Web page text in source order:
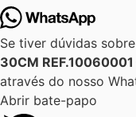
Se tiver dúvidas
30CM
através do nosso
Abrir bate-papo